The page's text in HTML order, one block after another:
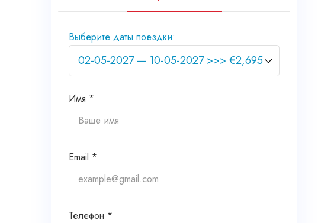
Выберите даты поездки:
Имя *
Email *
Телефон *